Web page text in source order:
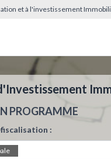
et à l'investissement
PROGRAMME
: